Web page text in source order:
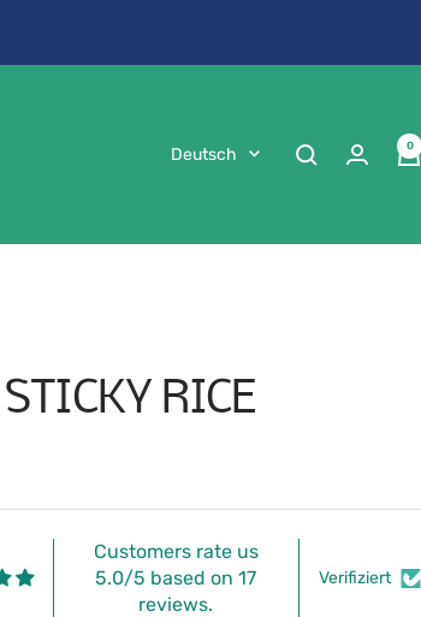
Sprache
Deutsch 0
RICE
Customers rate us
5.0/5 based on 17
reviews.
Verifiziert